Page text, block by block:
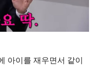
아이를 재우면서 같이